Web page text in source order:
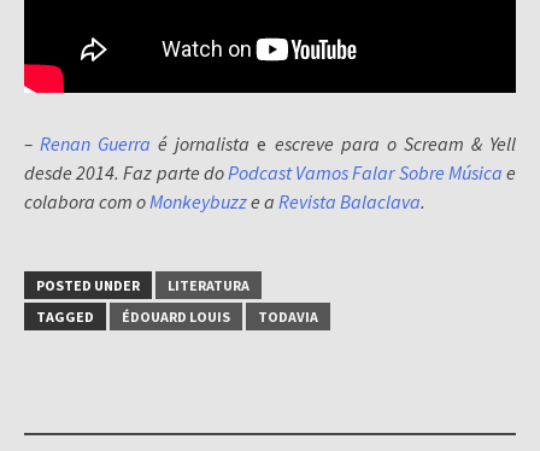
–Renan Guerra é jornalista e escreve para o Scream & Yell
desde 2014. Faz parte doPodcast Vamos Falar Sobre Música e
colabora com oMonkeybuzze a Revista Balaclava.
POSTED UNDER
LITERATURA
TAGGED
ÉDOUARD LOUIS TODAVIA